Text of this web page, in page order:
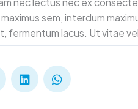
sem, interdum
fermentum lacus. Ut vitae